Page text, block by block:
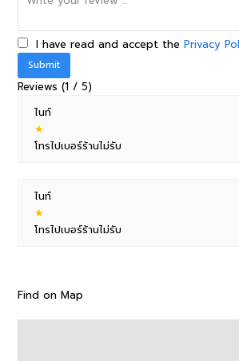
I have read and accept thePrivacy
Reviews (1 / 5)
ไนท์
★
โทรไปเบอร์ร้านไม่รับ
ไนท์
★
โทรไปเบอร์ร้านไม่รับ
Find on Map